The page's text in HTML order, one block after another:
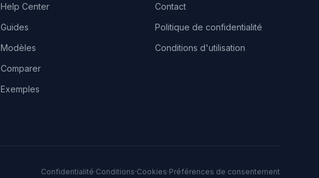
Help Center
Guides
Modèles
Comparer
Exemples
Contact
Politique de confidentialité
Conditions d'utilisation
Confidentialité·Conditions·Cookies·Préférences de consentement